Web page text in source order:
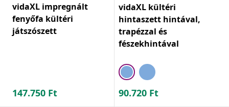
vidaXL impregnált
fenyőfa kültéri
játszószett
147.750 Ft
vidaXL kültéri
hintaszett hintával,
trapézzal és
fészekhintával
90.720 Ft